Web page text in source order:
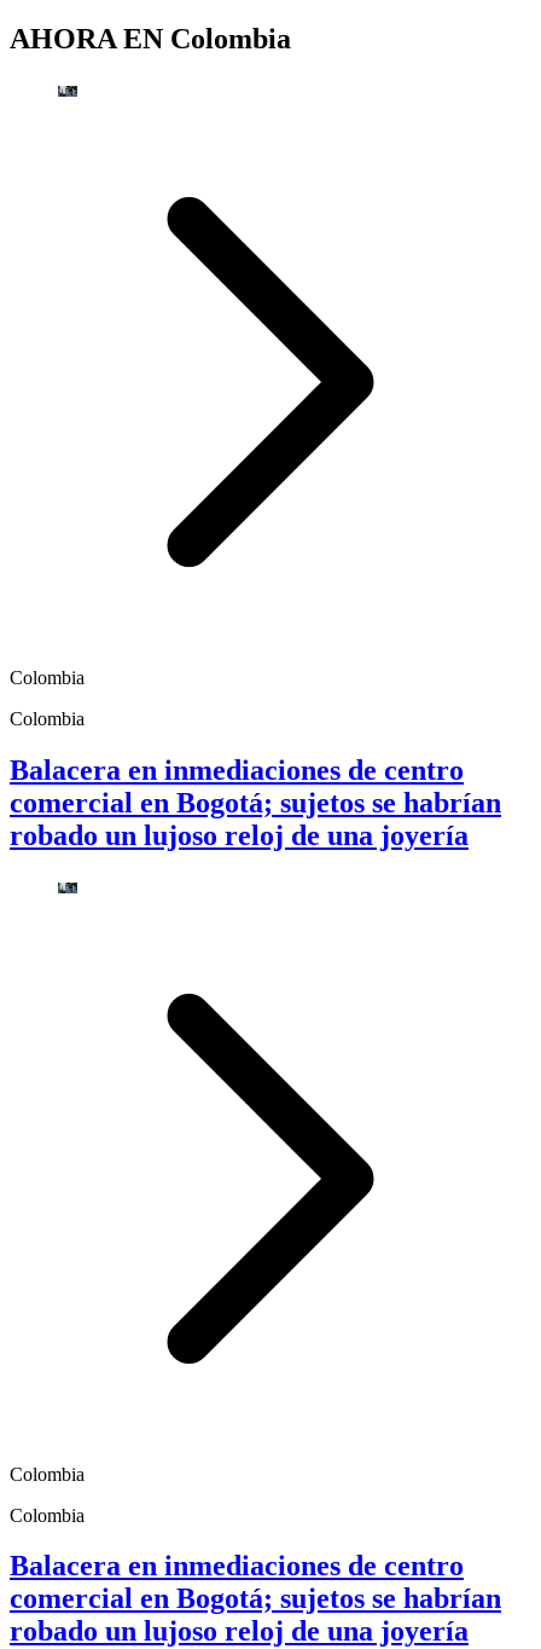
AHORA EN Colombia
Colombia
Colombia
Balacera en inmediaciones de centro
comercial en Bogotá; sujetos se habrían
robado un lujoso reloj de una joyería
Colombia
Colombia
Balacera en inmediaciones de centro
comercial en Bogotá; sujetos se habrían
robado un lujoso reloj de una joyería